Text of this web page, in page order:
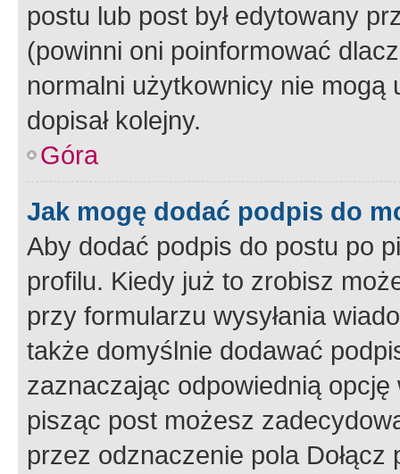
postu lub post był edytowany
(powinni oni poinformować
normalni użytkownicy nie
dopisał kolejny.
Góra
Jak mogę dodać podpis do
Aby dodać podpis do postu po
profilu. Kiedy już to zrobisz
przy formularzu wysyłania
także domyślnie dodawać
zaznaczając odpowiednią
pisząc post możesz
przez odznaczenie pola